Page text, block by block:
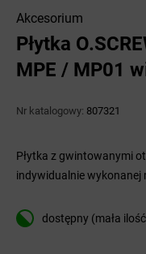
Akcesorium
Płytka
MPE / MP01
Nr katalogowy: 807321
Płytka z gwintowanymi
indywidualnie wykonanej
dostępny (mała